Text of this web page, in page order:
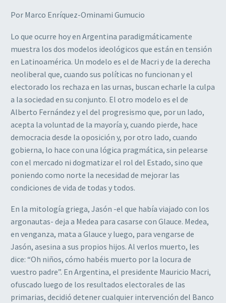
Por Marco Enríquez-Ominami Gumucio
Lo que ocurre hoy en Argentina paradigmáticamente
muestra los dos modelos ideológicos que están en tensión
en Latinoamérica. Un modelo es el de Macri y de la derecha
neoliberal que, cuando sus políticas no funcionan y el
electorado los rechaza en las urnas, buscan echarle la culpa
a la sociedad en su conjunto. El otro modelo es el de
Alberto Fernández y el del progresismo que, por un lado,
acepta la voluntad de la mayoría y, cuando pierde, hace
democracia desde la oposición y, por otro lado, cuando
gobierna, lo hace con una lógica pragmática, sin pelearse
con el mercado ni dogmatizar el rol del Estado, sino que
poniendo como norte la necesidad de mejorar las
condiciones de vida de todas y todos.
En la mitología griega, Jasón -el que había viajado con los
argonautas- deja a Medea para casarse con Glauce. Medea,
en venganza, mata a Glauce y luego, para vengarse de
Jasón, asesina a sus propios hijos. Al verlos muerto, les
dice: “Oh niños, cómo habéis muerto por la locura de
vuestro padre”. En Argentina, el presidente Mauricio Macri,
ofuscado luego de los resultados electorales de las
primarias, decidió detener cualquier intervención del Banco